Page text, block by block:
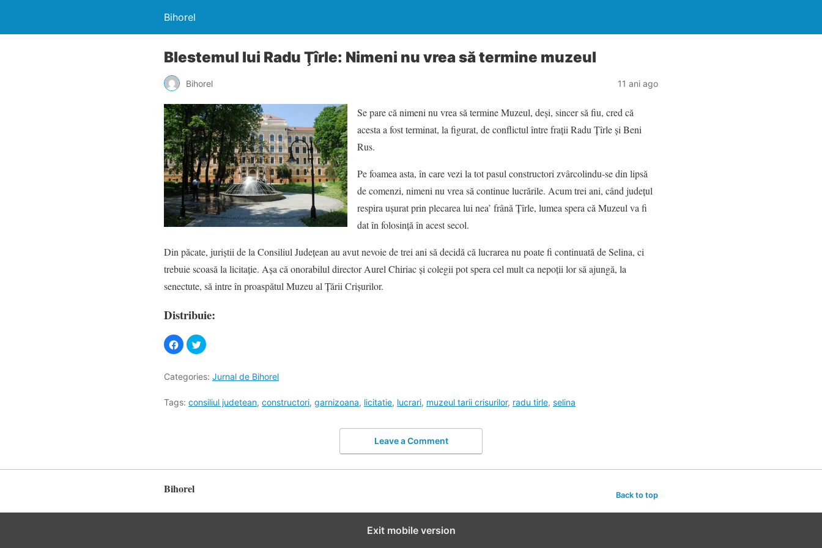
Bihorel
Blestemul lui Radu Ţîrle: Nimeni nu vrea să termine muzeul
Bihorel 11 ani ago
Se pare că nimeni nu vrea să termine Muzeul, deşi, sincer să fiu, cred că
acesta a fost terminat, la figurat, de conflictul între fraţii Radu Ţîrle şi Beni
Rus.
Pe foamea asta, în care vezi la tot pasul constructori zvârcolindu-se din lipsă
de comenzi, nimeni nu vrea să continue lucrările. Acum trei ani, când judeţul
respira uşurat prin plecarea lui nea’ frână Ţîrle, lumea spera că Muzeul va fi
dat în folosinţă în acest secol.
Din păcate, juriştii de la Consiliul Judeţean au avut nevoie de trei ani să decidă că lucrarea nu poate fi continuată de Selina, ci
trebuie scoasă la licitaţie. Aşa că onorabilul director Aurel Chiriac şi colegii pot spera cel mult ca nepoţii lor să ajungă, la
senectute, să intre în proaspătul Muzeu al Ţării Crişurilor.
Distribuie:
Categories: Jurnal de Bihorel
Tags: consiliul judetean, constructori, garnizoana, licitatie, lucrari, muzeul tarii crisurilor, radu tirle, selina
Leave a Comment
Bihorel Back to top
Exit mobile version